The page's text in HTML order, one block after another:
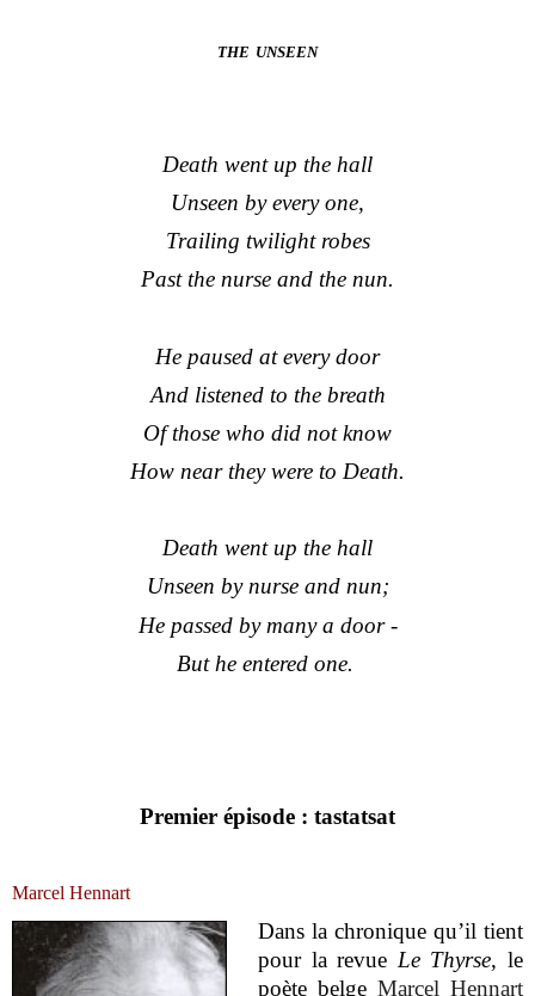
the unseen
Death went up the hall
Unseen by every one,
Trailing twilight robes
Past the nurse and the nun.
He paused at every door
And listened to the breath
Of those who did not know
How near they were to Death.
Death went up the hall
Unseen by nurse and nun;
He passed by many a door -
But he entered one.
Premier épisode : tastatsat
Marcel Hennart
Dans la chronique qu’il tient
pour la revue Le Thyrse, le
poète belge Marcel Hennart